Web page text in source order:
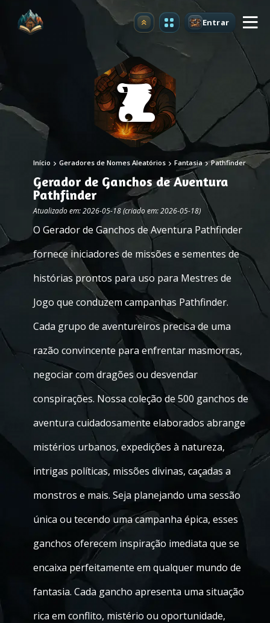
Atualizar Entrar
Início Geradores de Nomes Aleatórios Fantasia Pathfinder
Gerador de Ganchos de Aventura
Pathfinder
Atualizado em: 2026-05-18 (criado em: 2026-05-18)
O Gerador de Ganchos de Aventura Pathfinder
fornece iniciadores de missões e sementes de
histórias prontos para uso para Mestres de
Jogo que conduzem campanhas Pathfinder.
Cada grupo de aventureiros precisa de uma
razão convincente para enfrentar masmorras,
negociar com dragões ou desvendar
conspirações. Nossa coleção de 500 ganchos de
aventura cuidadosamente elaborados abrange
mistérios urbanos, expedições à natureza,
intrigas políticas, missões divinas, caçadas a
monstros e mais. Seja planejando uma sessão
única ou tecendo uma campanha épica, esses
ganchos oferecem inspiração imediata que se
encaixa perfeitamente em qualquer mundo de
fantasia. Cada gancho apresenta uma situação
rica em conflito, mistério ou oportunidade,